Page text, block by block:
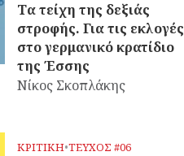
Τα τείχη της δεξιάς
στροφής. Για τις εκλογές
στο γερμανικό κρατίδιο
της Έσσης
Νίκος Σκοπλάκης
ΚΡΙΤΙΚΗ•ΤΕΥΧΟΣ #06